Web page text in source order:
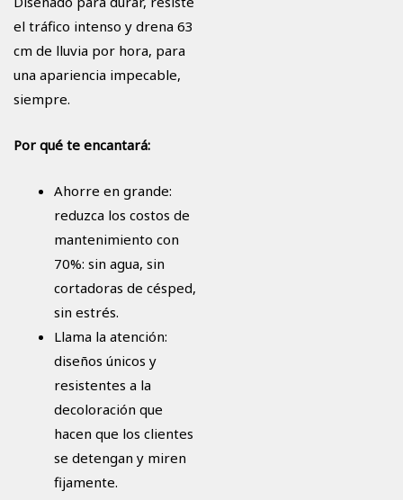
el tráfico intenso y drena 63
cm de lluvia por hora, para
una apariencia impecable,
siempre.
Por qué te encantará:
Ahorre en grande:
reduzca los costos de
mantenimiento con
70%: sin agua, sin
cortadoras de césped,
sin estrés.
Llama la atención:
diseños únicos y
resistentes a la
decoloración que
hacen que los clientes
se detengan y miren
fijamente.